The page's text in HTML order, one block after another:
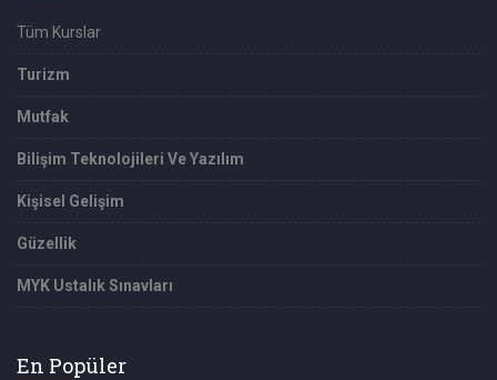
Tüm Kurslar
Turizm
Mutfak
Bilişim Teknolojileri Ve Yazılım
Kişisel Gelişim
Güzellik
MYK Ustalık Sınavları
En Popüler